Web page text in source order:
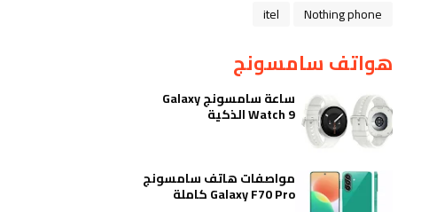
Nothing phone
itel
هواتف سامسونج
ساعة سامسونج Galaxy
Watch 9 الذكية
مواصفات هاتف سامسونج
Galaxy F70 Pro كاملة